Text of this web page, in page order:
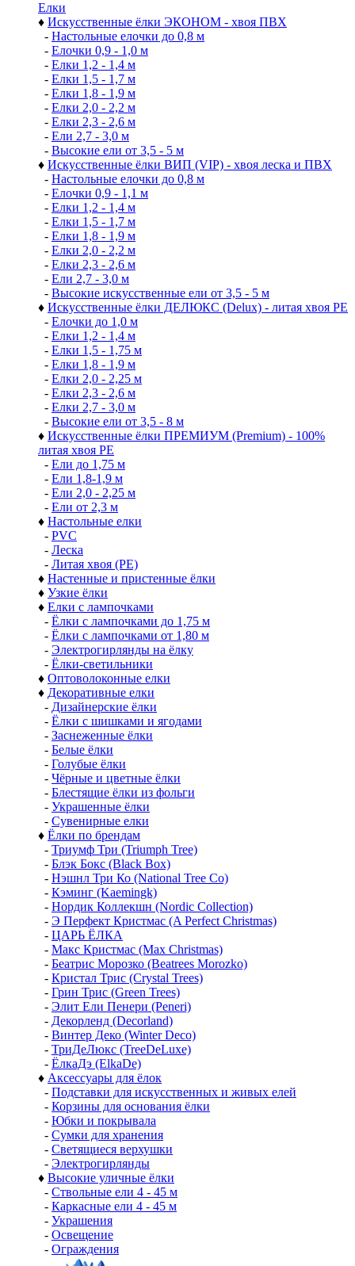
Елки
♦ Искусственные ёлки ЭКОНОМ - хвоя ПВХ
- Настольные елочки до 0,8 м
- Елочки 0,9 - 1,0 м
- Елки 1,2 - 1,4 м
- Елки 1,5 - 1,7 м
- Елки 1,8 - 1,9 м
- Елки 2,0 - 2,2 м
- Елки 2,3 - 2,6 м
- Ели 2,7 - 3,0 м
- Высокие ели от 3,5 - 5 м
♦ Искусственные ёлки ВИП (VIP) - хвоя леска и ПВХ
- Настольные елочки до 0,8 м
- Елочки 0,9 - 1,1 м
- Елки 1,2 - 1,4 м
- Елки 1,5 - 1,7 м
- Елки 1,8 - 1,9 м
- Елки 2,0 - 2,2 м
- Елки 2,3 - 2,6 м
- Ели 2,7 - 3,0 м
- Высокие искусственные ели от 3,5 - 5 м
♦ Искусственные ёлки ДЕЛЮКС (Delux) - литая хвоя РЕ
- Елочки до 1,0 м
- Елки 1,2 - 1,4 м
- Елки 1,5 - 1,75 м
- Елки 1,8 - 1,9 м
- Елки 2,0 - 2,25 м
- Елки 2,3 - 2,6 м
- Елки 2,7 - 3,0 м
- Высокие ели от 3,5 - 8 м
♦ Искусственные ёлки ПРЕМИУМ (Premium) - 100%
литая хвоя РЕ
- Ели до 1,75 м
- Ели 1,8-1,9 м
- Ели 2,0 - 2,25 м
- Ели от 2,3 м
♦ Настольные елки
- PVC
- Леска
- Литая хвоя (РЕ)
♦ Настенные и пристенные ёлки
♦ Узкие ёлки
♦ Елки с лампочками
- Ёлки с лампочками до 1,75 м
- Ёлки с лампочками от 1,80 м
- Электрогирлянды на ёлку
- Ёлки-светильники
♦ Оптоволоконные елки
♦ Декоративные елки
- Дизайнерские ёлки
- Ёлки с шишками и ягодами
- Заснеженные ёлки
- Белые ёлки
- Голубые ёлки
- Чёрные и цветные ёлки
- Блестящие ёлки из фольги
- Украшенные ёлки
- Сувенирные елки
♦ Ёлки по брендам
- Триумф Три (Triumph Tree)
- Блэк Бокс (Black Box)
- Нэшнл Три Ко (National Tree Co)
- Кэминг (Kaemingk)
- Нордик Коллекшн (Nordic Collection)
- Э Перфект Кристмас (A Perfect Christmas)
- ЦАРЬ ЁЛКА
- Макс Кристмас (Max Christmas)
- Беатрис Морозко (Beatrees Morozko)
- Кристал Трис (Crystal Trees)
- Грин Трис (Green Trees)
- Элит Ели Пенери (Peneri)
- Декорленд (Decorland)
- Винтер Деко (Winter Deco)
- ТриДеЛюкс (TreeDeLuxe)
- ЁлкаДэ (ElkaDe)
♦ Аксессуары для ёлок
- Подставки для искусственных и живых елей
- Корзины для основания ёлки
- Юбки и покрывала
- Сумки для хранения
- Светящиеся верхушки
- Электрогирлянды
♦ Высокие уличные ёлки
- Ствольные ели 4 - 45 м
- Каркасные ели 4 - 45 м
- Украшения
- Освещение
- Ограждения